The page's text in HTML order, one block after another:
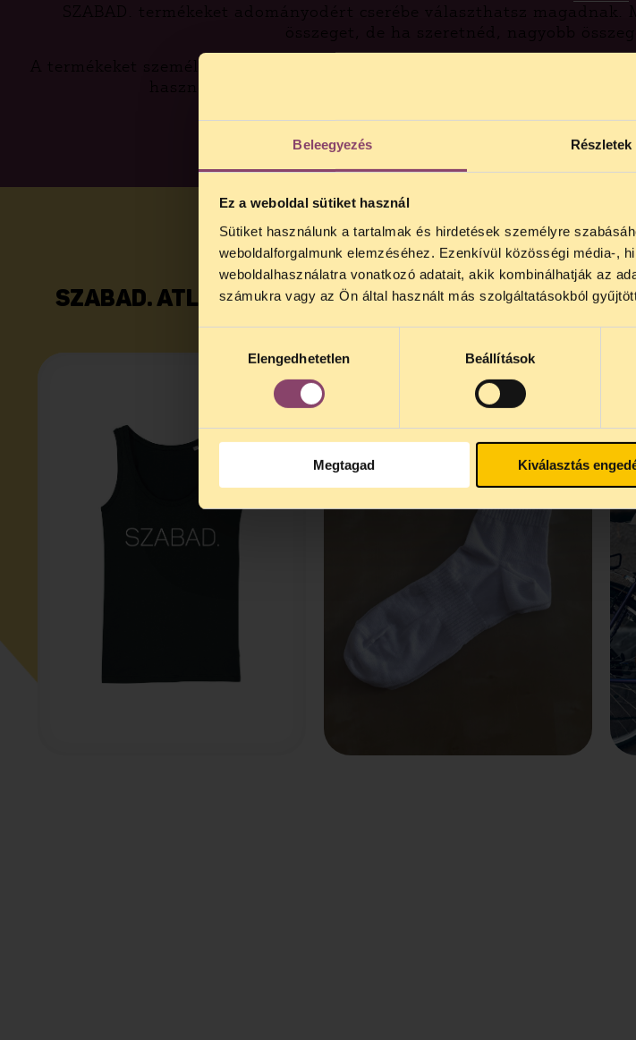
Beleegyezés Részletek
Ez a weboldal sütiket használ
Sütiket használunk a tartalmak és hirdetések személyre
weboldalforgalmunk elemzéséhez. Ezenkívül közösségi média-,
weboldalhasználatra vonatkozó adatait, akik kombinálhatják az
számukra vagy az Ön által használt más szolgáltatásokból
kiválasztásaElengedhetetlen Beállítások
Megtagad Kiválasztás
hasznos információkat a termékekről, illetve a
EZ IS
SZABAD. ATLÉTA SZABAD. ZOKNI
TELEFONOS JOGSEGÉLY
Kedves érdeklődő, Tájékoztatjuk, hogy
augusztus 24 között szünetel
. Az első
kedden, 13 és 15 óra között lesz
alatt is elér minket.